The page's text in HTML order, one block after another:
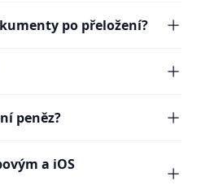
po přeložení?
peněz?
a iOS